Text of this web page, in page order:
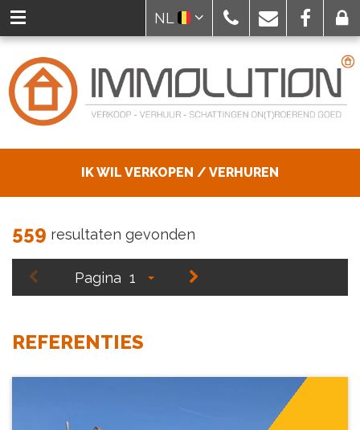
NL
IK WIL VERKOPEN / VERHUREN
559 resultaten gevonden
Pagina 1
REFERENTIES